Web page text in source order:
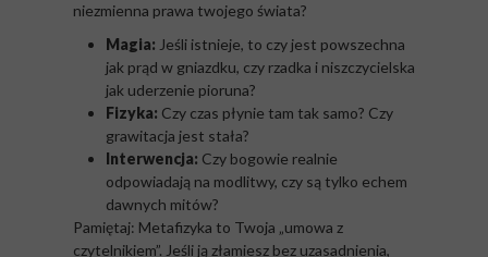
niezmienna prawa twojego świata?
Magia: Jeśli istnieje, to czy jest powszechna
jak prąd w gniazdku, czy rzadka i niszczycielska
jak uderzenie pioruna?
Fizyka: Czy czas płynie tam tak samo? Czy
grawitacja jest stała?
Interwencja: Czy bogowie realnie
odpowiadają na modlitwy, czy są tylko echem
dawnych mitów?
Pamiętaj: Metafizyka to Twoja „umowa z
czytelnikiem”. Jeśli ją złamiesz bez uzasadnienia,